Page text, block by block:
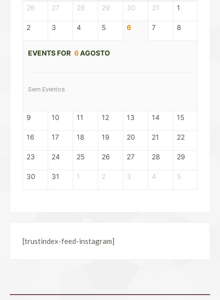
26 27 28 29 30 31 1
2 3 4 5 6 7 8
EVENTS FOR 6AGOSTO
Sem Eventos
9 10 11 12 13 14 15
16 17 18 19 20 21 22
23 24 25 26 27 28 29
30 31 1 2 3 4 5
[trustindex-feed-instagram]